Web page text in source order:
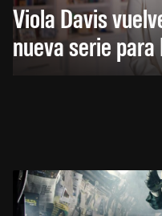
Viola Davis
nueva serie